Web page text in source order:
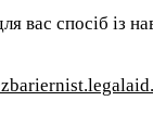
вас спосіб із